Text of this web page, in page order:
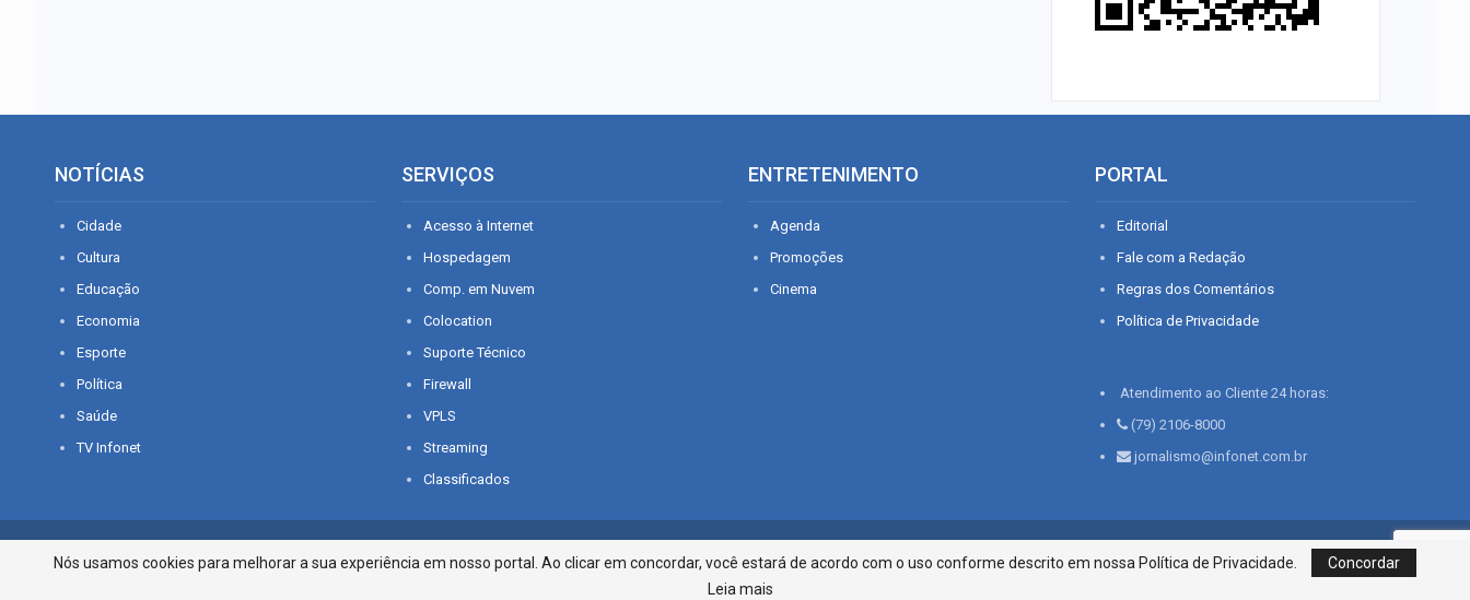
NOTÍCIAS
Cidade
Cultura
Educação
Economia
Esporte
Política
Saúde
TV Infonet
SERVIÇOS
Acesso à Internet
Hospedagem
Comp. em Nuvem
Colocation
Suporte Técnico
Firewall
VPLS
Streaming
Classificados
ENTRETENIMENTO
Agenda
Promoções
Cinema
PORTAL
Editorial
Fale com a Redação
Regras dos Comentários
Política de Privacidade
Atendimento ao Cliente 24 horas:
(79) 2106-8000
jornalismo@infonet.com.br
© 2026 - O que é notícia em Sergipe. Todos os direitos reservados.
Infonet - Rua Monsenhor Silveira 276, Bairro São José | Aracaju-SE, CEP 49015-030, Fone: 79.2106.8000 - CI
Centro de Informações LTDA
Nós usamos cookies para melhorar a sua experiência em nosso portal. Ao clicar em concordar, você estará de acordo com o uso conforme descrito em nossa Política de Privacidade.
Concordar
Leia mais